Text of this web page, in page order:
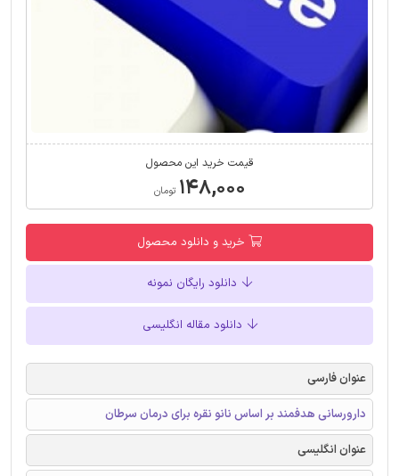
قیمت خرید این محصول
۱۴۸,۰۰۰ تومان
خرید و دانلود محصول
دانلود رایگان نمونه
دانلود مقاله انگلیسی
عنوان فارسی
دارورسانی هدفمند بر اساس نانو نقره برای درمان سرطان
عنوان انگلیسی